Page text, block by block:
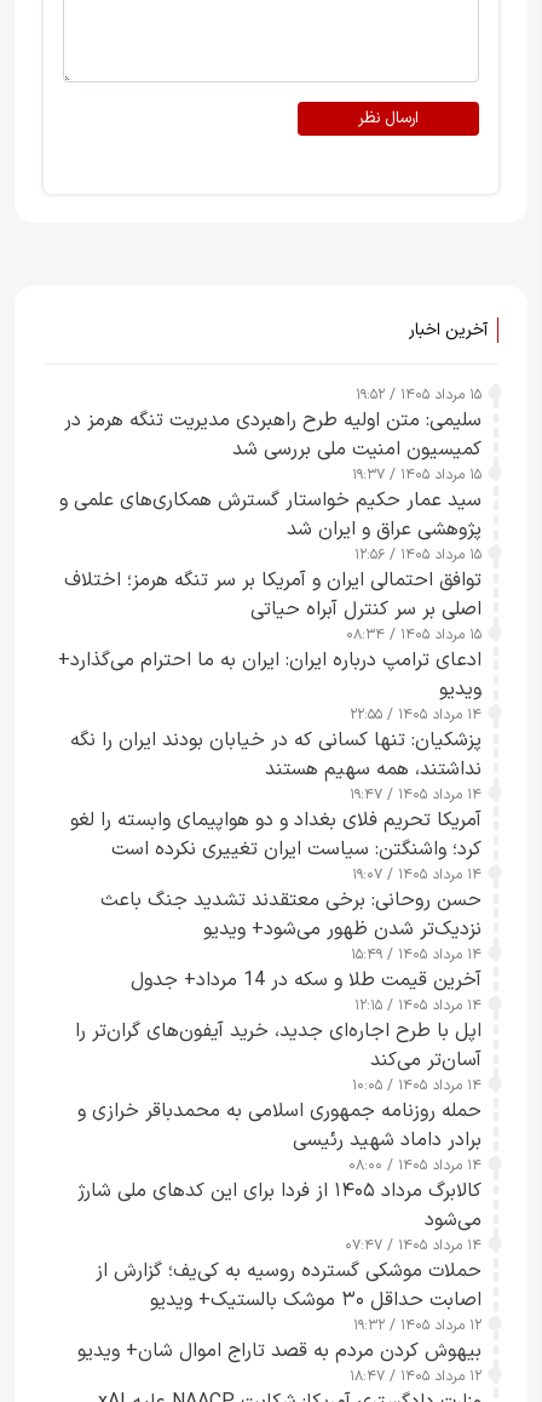
ارسال نظر
آخرین اخبار
۱۵ مرداد ۱۴۰۵ / ۱۹:۵۲
سلیمی: متن اولیه طرح راهبردی مدیریت تنگه هرمز در
کمیسیون امنیت ملی بررسی شد
۱۵ مرداد ۱۴۰۵ / ۱۹:۳۷
سید عمار حکیم خواستار گسترش همکاری‌های علمی و
پژوهشی عراق و ایران شد
۱۵ مرداد ۱۴۰۵ / ۱۲:۵۶
توافق احتمالی ایران و آمریکا بر سر تنگه هرمز؛ اختلاف
اصلی بر سر کنترل آبراه حیاتی
۱۵ مرداد ۱۴۰۵ / ۰۸:۳۴
ادعای ترامپ درباره ایران: ایران به ما احترام می‌گذارد+
ویدیو
۱۴ مرداد ۱۴۰۵ / ۲۲:۵۵
پزشکیان: تنها کسانی که در خیابان بودند ایران را نگه
نداشتند، همه سهیم هستند
۱۴ مرداد ۱۴۰۵ / ۱۹:۴۷
آمریکا تحریم فلای بغداد و دو هواپیمای وابسته را لغو
کرد؛ واشنگتن: سیاست ایران تغییری نکرده است
۱۴ مرداد ۱۴۰۵ / ۱۹:۰۷
حسن روحانی: برخی معتقدند تشدید جنگ باعث
نزدیک‌تر شدن ظهور می‌شود+ ویدیو
۱۴ مرداد ۱۴۰۵ / ۱۵:۴۹
آخرین قیمت طلا و سکه در 14 مرداد+ جدول
۱۴ مرداد ۱۴۰۵ / ۱۲:۱۵
اپل با طرح اجاره‌ای جدید، خرید آیفون‌های گران‌تر را
آسان‌تر می‌کند
۱۴ مرداد ۱۴۰۵ / ۱۰:۰۵
حمله روزنامه جمهوری اسلامی به محمدباقر خرازی و
برادر داماد شهید رئیسی
۱۴ مرداد ۱۴۰۵ / ۰۸:۰۰
کالابرگ مرداد ۱۴۰۵ از فردا برای این کدهای ملی شارژ
می‌شود
۱۴ مرداد ۱۴۰۵ / ۰۷:۴۷
حملات موشکی گسترده روسیه به کی‌یف؛ گزارش از
اصابت حداقل ۳۰ موشک بالستیک+ ویدیو
۱۲ مرداد ۱۴۰۵ / ۱۹:۳۲
بیهوش کردن مردم به قصد تاراج اموال شان+ ویدیو
۱۲ مرداد ۱۴۰۵ / ۱۸:۴۷